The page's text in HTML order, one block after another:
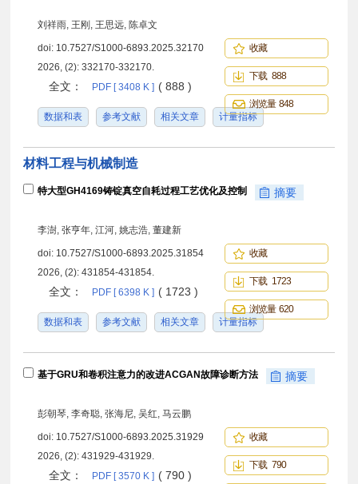
刘祥雨, 王刚, 王思远, 陈卓文
doi: 10.7527/S1000-6893.2025.32170
2026, (2): 332170-332170.
全文： PDF [ 3408 K ] ( 888 )
数据和表 参考文献 相关文章 计量指标
收藏
下载 888
浏览量 848
材料工程与机械制造
特大型GH4169铸锭真空自耗过程工艺优化及控制 摘要
李澍, 张亨年, 江河, 姚志浩, 董建新
doi: 10.7527/S1000-6893.2025.31854
2026, (2): 431854-431854.
全文： PDF [ 6398 K ] ( 1723 )
数据和表 参考文献 相关文章 计量指标
收藏
下载 1723
浏览量 620
基于GRU和卷积注意力的改进ACGAN故障诊断方法 摘要
彭朝琴, 李奇聪, 张海尼, 吴红, 马云鹏
doi: 10.7527/S1000-6893.2025.31929
2026, (2): 431929-431929.
全文： PDF [ 3570 K ] ( 790 )
收藏
下载 790